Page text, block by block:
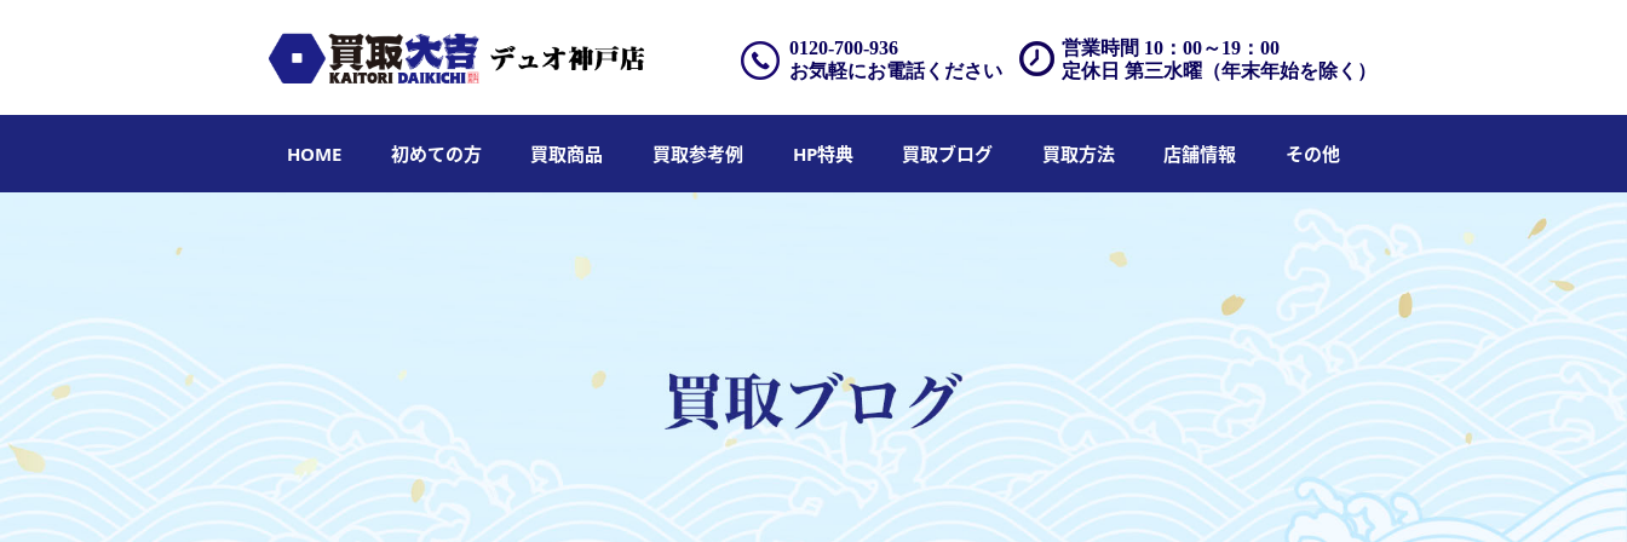
営業時間 10：00～19：00
定休日 第三水曜（年末年始を除く）
0120-700-936
お気軽にお電話ください
HOME 初めての方 買取商品 買取参考例 HP特典 買取ブログ 買取方法 店舗情報 その他